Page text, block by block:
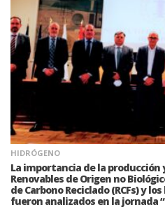
HIDRÓGENO
La importancia de la producción
Renovables de Origen no
de Carbono Reciclado (RCFs) y
fueron analizados en la jornada